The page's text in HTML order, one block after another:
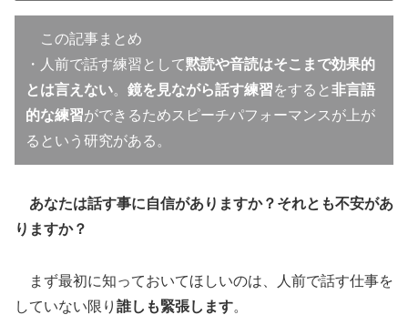
この記事まとめ
・人前で話す練習として黙読や音読はそこまで効果的
とは言えない。 鏡を見ながら話す練習をすると 非言語
的な練習ができるためスピーチパフォーマンスが上が
るという研究がある。
あなたは話す事に自信がありますか？それとも不安があ
りますか？
まず最初に知っておいてほしいのは、人前で話す仕事を
していない限り 誰しも緊張します。